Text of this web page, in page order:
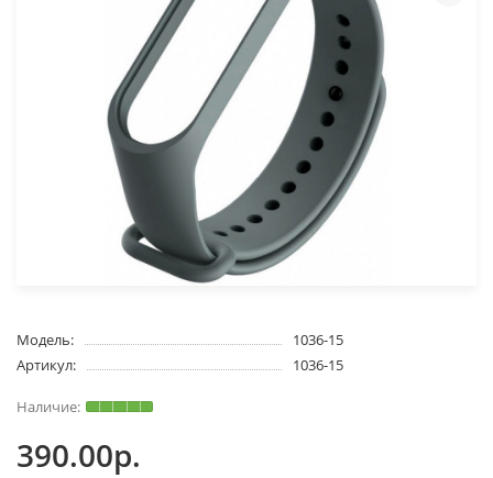
Модель:
1036-15
Артикул:
1036-15
390.00р.